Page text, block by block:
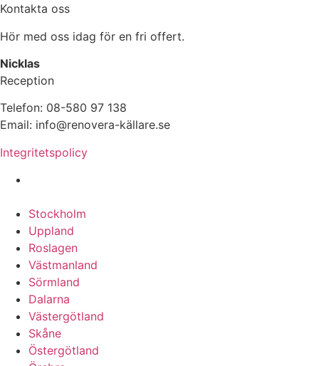
Kontakta oss
Hör med oss idag för en fri offert.
Nicklas
Reception
Telefon: 08-580 97 138
Email: info@renovera-källare.se
Integritetspolicy
Stockholm
Uppland
Roslagen
Västmanland
Sörmland
Dalarna
Västergötland
Skåne
Östergötland